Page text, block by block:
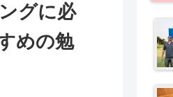
グに必
めの勉